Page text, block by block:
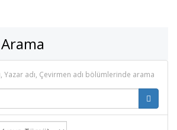
Yazar adı, Çevirmen adı bölümlerinde arama